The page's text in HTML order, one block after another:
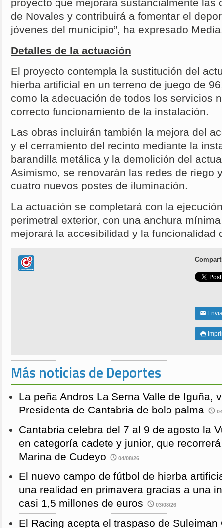
proyecto que mejorará sustancialmente las
de Novales y contribuirá a fomentar el
jóvenes del municipio”, ha expresado
Detalles de la actuación
El proyecto contempla la sustitución del
hierba artificial en un terreno de juego de
como la adecuación de todos los servicios
correcto funcionamiento de la instalación.
Las obras incluirán también la mejora del
y el cerramiento del recinto mediante la
barandilla metálica y la demolición del
Asimismo, se renovarán las redes de riego
cuatro nuevos postes de iluminación.
La actuación se completará con la
perimetral exterior, con una anchura
mejorará la accesibilidad y la funcionalidad
✉

Más noticias de Deportes
La peña Andros La Serna Valle de Iguña,
Presidenta de Cantabria de bolo palma
Cantabria celebra del 7 al 9 de agosto la
en categoría cadete y junior, que
Marina de Cudeyo
04/08/26
El nuevo campo de fútbol de hierba
una realidad en primavera gracias a una
casi 1,5 millones de euros
03/08/26
El Racing acepta el traspaso de Suleiman